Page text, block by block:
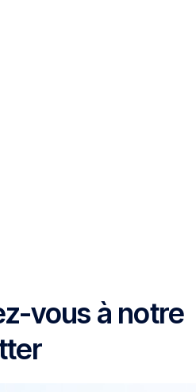
vous à notre